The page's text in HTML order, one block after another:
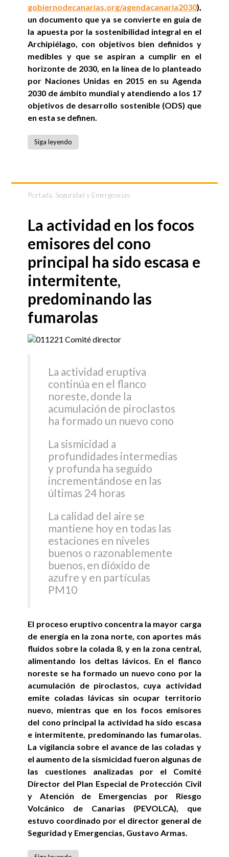
gobiernodecanarias.org/agendacanaria2030),
un documento que ya se convierte en guía de
la apuesta por la sostenibilidad integral en el
Archipiélago, con objetivos bien definidos y
medibles y que se aspiran a cumplir en el
horizonte de 2030, en la línea de lo planteado
por Naciones Unidas en 2015 en su Agenda
2030 de ámbito mundial y atendiendo a los 17
objetivos de desarrollo sostenible (ODS) que
en esta se definen.
Siga leyendo
Portada Seguridad y Emergencias
La actividad en los focos
emisores del cono
principal ha sido escasa e
intermitente,
predominando las
fumarolas
La actividad eruptiva
continúa en el flanco
noreste, donde la
acumulación de piroclastos
ha formado un nuevo cono
La sismicidad a
profundidades intermedias
y profunda ha seguido
incrementándose en las
últimas 24 horas
La calidad del aire se
mantiene hoy en todas las
estaciones en niveles
buenos o razonablemente
buenos, en dióxido de
azufre y en partículas
PM10
El proceso eruptivo concentra la mayor carga
de energía en la zona norte, con aportes más
fluidos sobre la colada 8, y en la zona central,
alimentando los deltas lávicos. En el flanco
noreste se ha formado un nuevo cono por la
acumulación de piroclastos, cuya actividad
emite coladas lávicas sin ocupar territorio
nuevo, mientras que en los focos emisores
del cono principal la actividad ha sido escasa
e intermitente, predominando las fumarolas.
La vigilancia sobre el avance de las coladas y
el aumento de la sismicidad fueron algunas de
las cuestiones analizadas por el Comité
Director del Plan Especial de Protección Civil
y Atención de Emergencias por Riesgo
Volcánico de Canarias (PEVOLCA), que
estuvo coordinado por el director general de
Seguridad y Emergencias, Gustavo Armas.